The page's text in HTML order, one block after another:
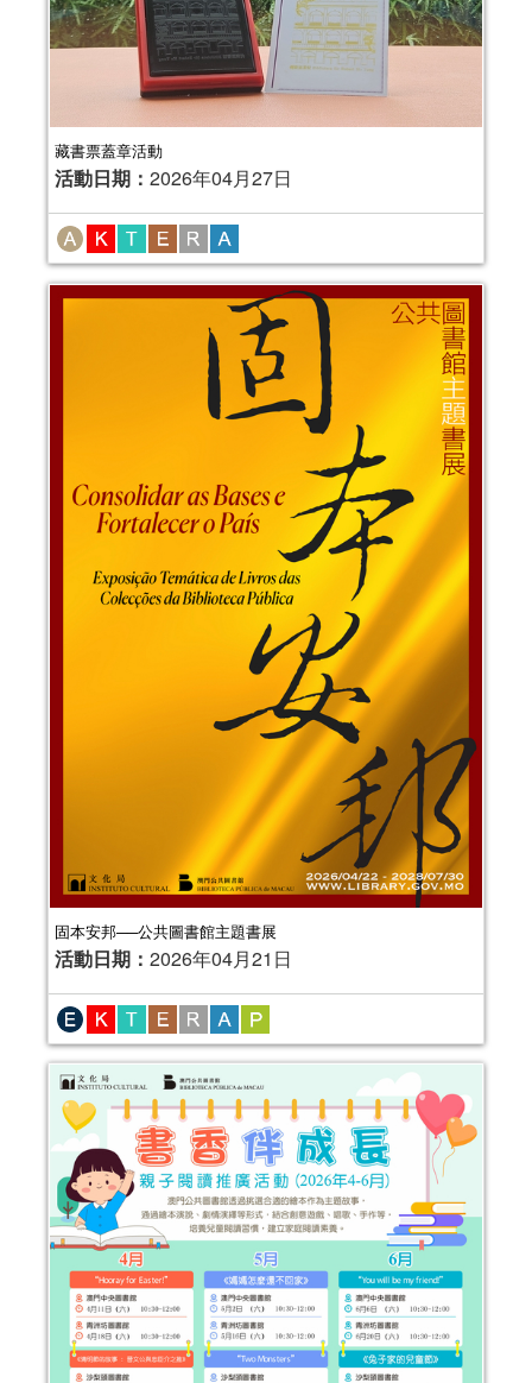
藏書票蓋章活動
活動日期： 2026年04月27日
固本安邦──公共圖書館主題書展
活動日期： 2026年04月21日